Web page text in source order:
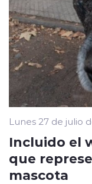
Lunes 27 de julio
Incluido el
que
mascota